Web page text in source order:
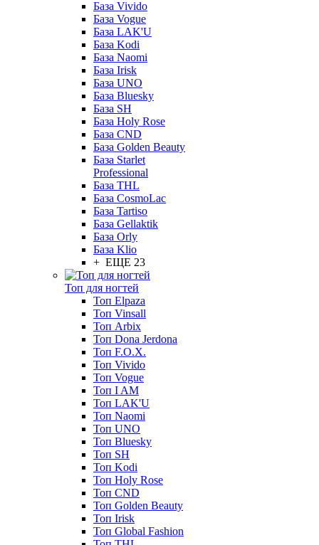
База Vivido
База Vogue
База LAK'U
База Kodi
База Naomi
База Irisk
База UNO
База Bluesky
База SH
База Holy Rose
База CND
База Golden Beauty
База Starlet
Professional
База THL
База CosmoLac
База Tartiso
База Gellaktik
База Orly
База Klio
+ ЕЩЕ 23
Топ для ногтей
Топ Elpaza
Топ Vinsall
Топ Arbix
Топ Dona Jerdona
Топ F.O.X.
Топ Vivido
Топ Vogue
Топ I AM
Топ LAK'U
Топ Naomi
Топ UNO
Топ Bluesky
Топ SH
Топ Kodi
Топ Holy Rose
Топ CND
Топ Golden Beauty
Топ Irisk
Топ Global Fashion